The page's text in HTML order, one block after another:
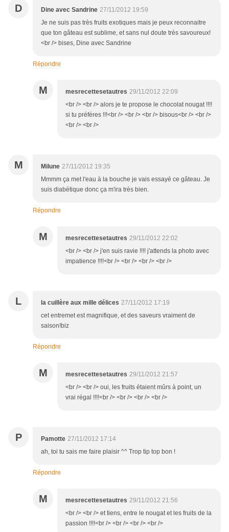
D Dine avec Sandrine 27/11/2012 19:59
Je ne suis pas très fruits exotiques mais je peux reconnaitre
que ton gâteau est sublime, et sans nul doute très savoureux!
<br /> bises, Dine avec Sandrine
Répondre
M mesrecettesetautres 29/11/2012 22:09
<br /> <br /> alors je te propose le chocolat nougat !!!!
si tu préféres !!!<br /> <br /> <br /> bisous<br /> <br />
<br /> <br />
M Milune 27/11/2012 19:35
Mmmm ça met l'eau à la bouche je vais essayé ce gâteau. Je
suis diabétique donc ça m'ira très bien.
Répondre
M mesrecettesetautres 29/11/2012 22:02
<br /> <br /> j'en suis ravie !!!! j'attends la photo avec
impatience !!!!<br /> <br /> <br /> <br />
L la cuillère aux mille délices 27/11/2012 17:19
cet entremet est magnifique, et des saveurs vraiment de
saison!biz
Répondre
M mesrecettesetautres 29/11/2012 21:57
<br /> <br /> oui, les fruits étaient mûrs à point, un
vrai régal !!!!<br /> <br /> <br /> <br />
P Pamotte 27/11/2012 17:14
ah, toi tu sais me faire plaisir ^^ Trop tip top bon !
Répondre
M mesrecettesetautres 29/11/2012 21:56
<br /> <br /> et tiens, entre le nougat et les fruits de la
passion !!!!<br /> <br /> <br /> <br />